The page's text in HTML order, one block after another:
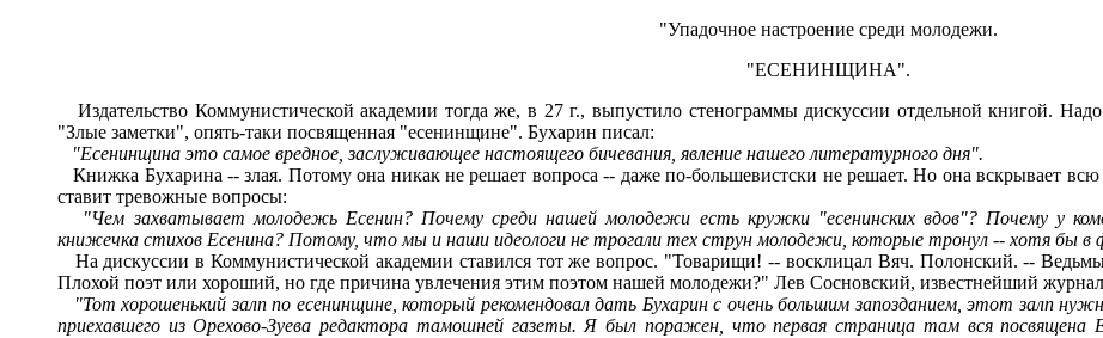
"Упадочное настроение среди молодежи.
"ЕСЕНИНЩИНА".
Издательство Коммунистической академии тогда же, в 27 г., выпустило стенограммы дискуссии отдельной книгой.
"Злые заметки", опять-таки посвященная "есенинщине". Бухарин писал:
"Есенинщина это самое вредное, заслуживающее настоящего бичевания, явление нашего литературного дня".
Книжка Бухарина -- злая. Потому она никак не решает вопроса -- даже по-большевистски не решает. Но она вскрывает
ставит тревожные вопросы:
"Чем захватывает молодежь Есенин? Почему среди нашей молодежи есть кружки "есенинских вдов"? Почему у
книжечка стихов Есенина? Потому, что мы и наши идеологи не трогали тех струн молодежи, которые тронул -- хотя бы в
На дискуссии в Коммунистической академии ставился тот же вопрос. "Товарищи! -- восклицал Вяч. Полонский. --
Плохой поэт или хороший, но где причина увлечения этим поэтом нашей молодежи?" Лев Сосновский, известнейший
"Тот хорошенький залп по есенинщине, который рекомендовал дать Бухарин с очень большим запозданием, этот залп
приехавшего из Орехово-Зуева редактора тамошней газеты. Я был поражен, что первая страница там вся